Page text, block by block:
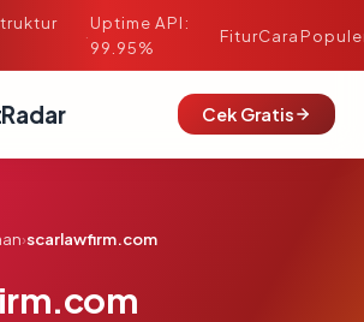
·
Uptime API:
99.95%
FiturCara
Cek Gratis
›scarlawfirm.com